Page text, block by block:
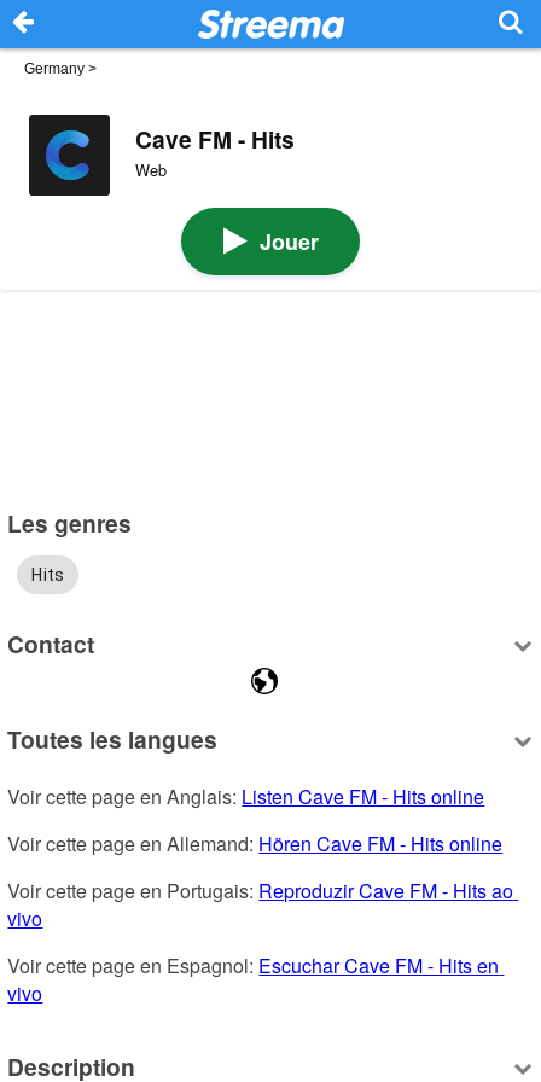
Germany >
Cave FM - Hits
Web
Jouer
Les genres
Hits
Contact
Toutes les langues
Voir cette page en Anglais: Listen Cave FM - Hits online
Voir cette page en Allemand: Hören Cave FM - Hits online
Voir cette page en Portugais: Reproduzir Cave FM - Hits ao
vivo
Voir cette page en Espagnol: Escuchar Cave FM - Hits en
vivo
Description